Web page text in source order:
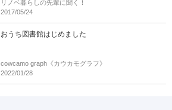
リノベ暮らしの先輩に聞く！
2017/05/24
おうち図書館はじめました
cowcamo graph《カウカモグラフ》
2022/01/28